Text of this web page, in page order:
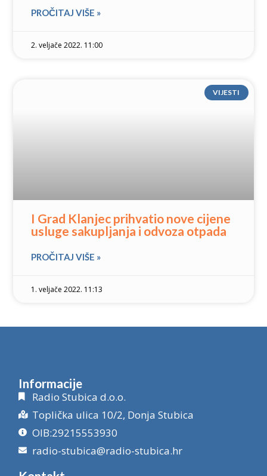
PROČITAJ VIŠE »
2. veljače 2022. 11:00
VIJESTI
I Grad Klanjec prihvatio nove cijene
usluge sakupljanja i odvoza otpada
PROČITAJ VIŠE »
1. veljače 2022. 11:13
Informacije
Radio Stubica d.o.o.
Toplička ulica 10/2, Donja Stubica
OIB:29215553930
radio-stubica@radio-stubica.hr